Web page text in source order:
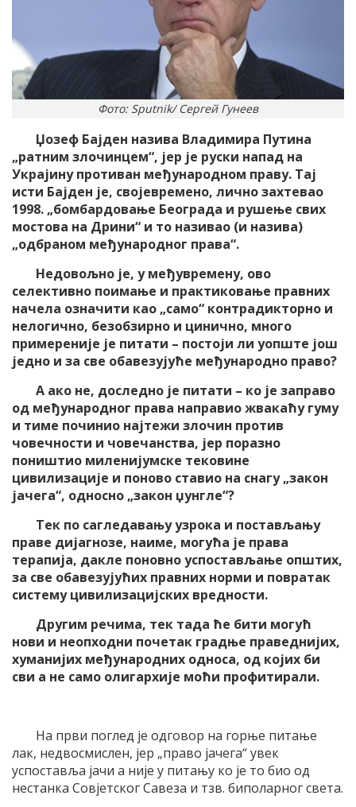
Фото: Sputnik/ Сергей Гунеев
Џозеф Бајден назива Владимира Путина
„ратним злочинцем“, јер је руски напад на
Украјину противан међународном праву. Тај
исти Бајден је, својевремено, лично захтевао
1998. „бомбардовање Београда и рушење свих
мостова на Дрини“ и то називао (и назива)
„одбраном међународног права“.
Недовољно је, у међувремену, ово
селективно поимање и практиковање правних
начела означити као „само“ контрадикторно и
нелогично, безобзирно и цинично, много
примереније је питати – постоји ли уопште још
једно и за све обавезујуће међународно право?
А ако не, доследно је питати – ко је заправо
од међународног права направио жвакаћу гуму
и тиме починио најтежи злочин против
човечности и човечанства, јер поразно
поништио миленијумске тековине
цивилизације и поново ставио на снагу „закон
јачега“, односно „закон џунгле“?
Тек по сагледавању узрока и постављању
праве дијагнозе, наиме, могућа је права
терапија, дакле поновно успостављање општих,
за све обавезујућих правних норми и повратак
систему цивилизацијских вредности.
Другим речима, тек тада ће бити могућ
нови и неопходни почетак градње праведнијих,
хуманијих међународних односа, од којих би
сви а не само олигархије моћи профитирали.
На први поглед је одговор на горње питање
лак, недвосмислен, јер „право јачега“ увек
успоставља јачи а није у питању ко је то био од
нестанка Совјетског Савеза и тзв. биполарног света.